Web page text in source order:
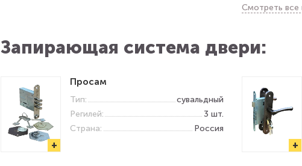
Смотреть все
Запирающая система двери:
+
Просам
Тип:
сувальдный
Регилей:
3 шт.
Страна:
Россия
+